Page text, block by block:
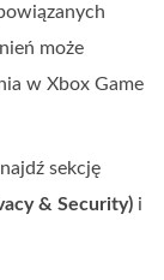
może
w Xbox Game
sekcję
& Security) i